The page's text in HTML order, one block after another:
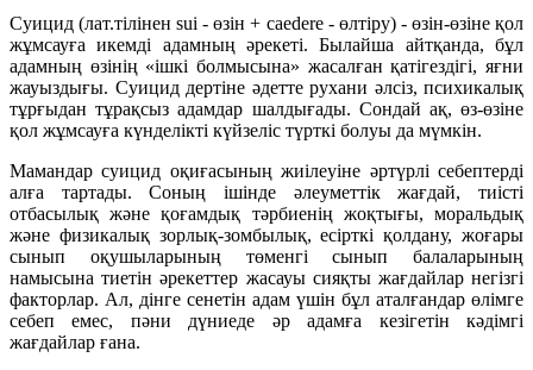
Суицид (лат.тілінен sui - өзін + caedere - өлтіру) - өзін-өзіне қол
жұмсауға икемді адамның әрекеті. Былайша айтқанда, бұл
адамның өзінің «ішкі болмысына» жасалған қатігездігі, яғни
жауыздығы. Суицид дертіне әдетте рухани әлсіз, психикалық
тұрғыдан тұрақсыз адамдар шалдығады. Сондай ақ, өз-өзіне
қол жұмсауға күнделікті күйзеліс түрткі болуы да мүмкін.
Мамандар суицид оқиғасының жиiлеуiне әртүрлi себептердi
алға тартады. Соның ішінде әлеуметтiк жағдай, тиiстi
отбасылық және қоғамдық тәрбиенiң жоқтығы, моральдық
және физикалық зорлық-зомбылық, есiрткi қолдану, жоғары
сынып оқушыларының төменгi сынып балаларының
намысына тиетiн әрекеттер жасауы сияқты жағдайлар негізгі
факторлар. Ал, дінге сенетін адам үшін бұл аталғандар өлімге
себеп емес, пәни дүниеде әр адамға кезігетін кәдімгі
жағдайлар ғана.